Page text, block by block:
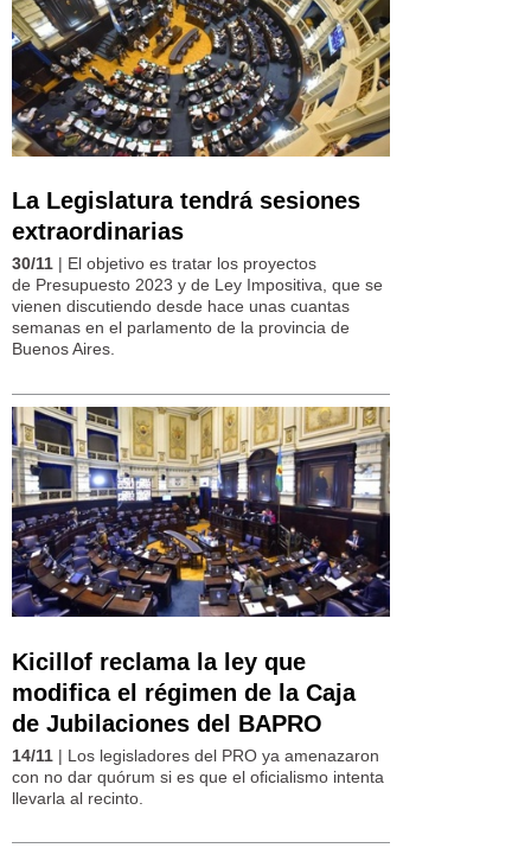
La Legislatura tendrá sesiones
extraordinarias
30/11 | El objetivo es tratar los proyectos
de Presupuesto 2023 y de Ley Impositiva, que se
vienen discutiendo desde hace unas cuantas
semanas en el parlamento de la provincia de
Buenos Aires.
Kicillof reclama la ley que
modifica el régimen de la Caja
de Jubilaciones del BAPRO
14/11 | Los legisladores del PRO ya amenazaron
con no dar quórum si es que el oficialismo intenta
llevarla al recinto.